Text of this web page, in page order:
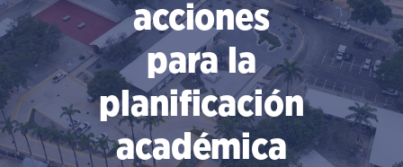
acciones
para la
planificación
académica